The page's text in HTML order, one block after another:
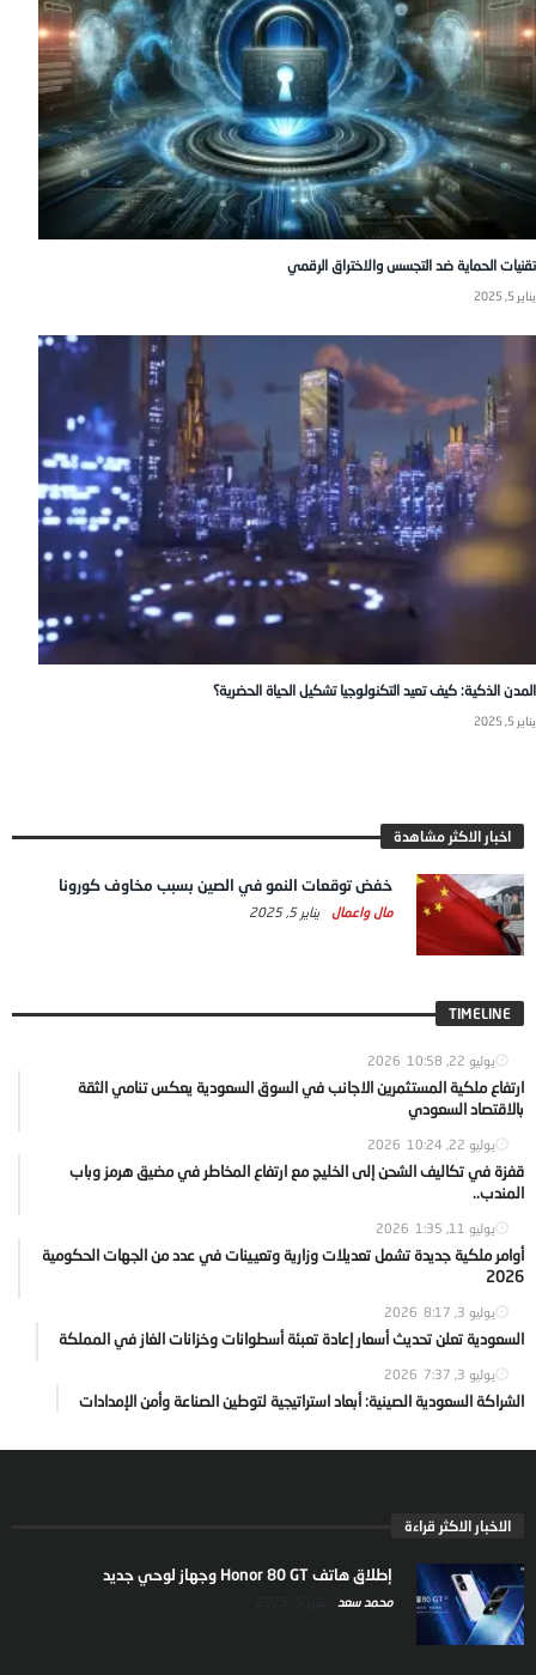
تقنيات الحماية ضد التجسس والاختراق الرقمي
يناير 5, 2025
المدن الذكية: كيف تعيد التكنولوجيا تشكيل الحياة الحضرية؟
يناير 5, 2025
اخبار الاكثر مشاهدة
خفض توقعات النمو في الصين بسبب مخاوف كورونا
مال واعمال يناير 5, 2025
TIMELINE
يوليو 22, 2026 10:58
ارتفاع ملكية المستثمرين الاجانب في السوق السعودية يعكس تنامي الثقة
بالاقتصاد السعودي
يوليو 22, 2026 10:24
قفزة في تكاليف الشحن إلى الخليج مع ارتفاع المخاطر في مضيق هرمز وباب
المندب..
يوليو 11, 2026 1:35
أوامر ملكية جديدة تشمل تعديلات وزارية وتعيينات في عدد من الجهات الحكومية
2026
يوليو 3, 2026 8:17
السعودية تعلن تحديث أسعار إعادة تعبئة أسطوانات وخزانات الغاز في المملكة
يوليو 3, 2026 7:37
الشراكة السعودية الصينية: أبعاد استراتيجية لتوطين الصناعة وأمن الإمدادات
الاخبار الاكثر قراءة
إطلاق هاتف Honor 80 GT وجهاز لوحي جديد
محمد سعد